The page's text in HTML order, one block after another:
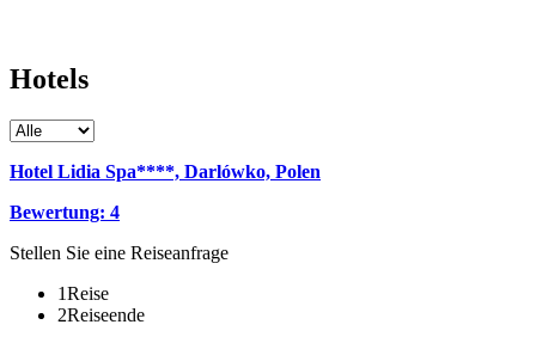
Hotels
Hotel Lidia Spa****, Darlówko, Polen
Bewertung: 4
Stellen Sie eine Reiseanfrage
1Reise
2Reiseende